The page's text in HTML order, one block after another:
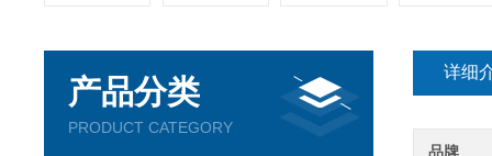
产品分类
PRODUCT CATEGORY
详细
品牌